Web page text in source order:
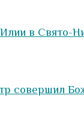
в Свято-
совершил